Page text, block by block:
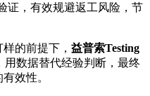
证，有效规避返工风险，节
样的前提下， 益普索Testing
用数据替代经验判断，最终
效性。